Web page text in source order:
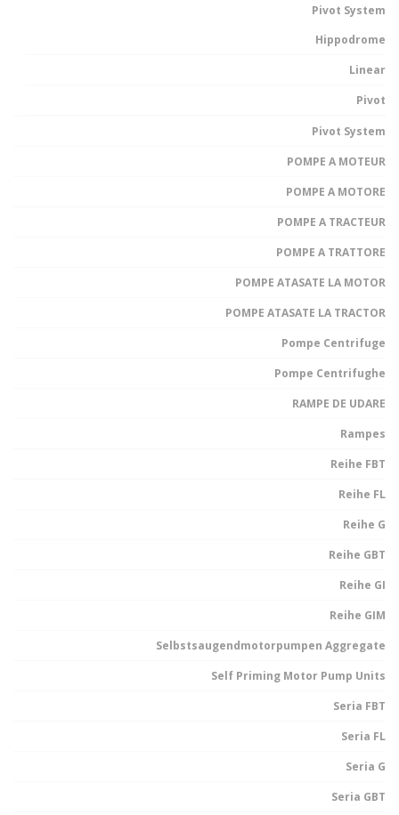
Pivot System
Hippodrome
Linear
Pivot
Pivot System
POMPE A MOTEUR
POMPE A MOTORE
POMPE A TRACTEUR
POMPE A TRATTORE
POMPE ATASATE LA MOTOR
POMPE ATASATE LA TRACTOR
Pompe Centrifuge
Pompe Centrifughe
RAMPE DE UDARE
Rampes
Reihe FBT
Reihe FL
Reihe G
Reihe GBT
Reihe GI
Reihe GIM
Selbstsaugendmotorpumpen Aggregate
Self Priming Motor Pump Units
Seria FBT
Seria FL
Seria G
Seria GBT